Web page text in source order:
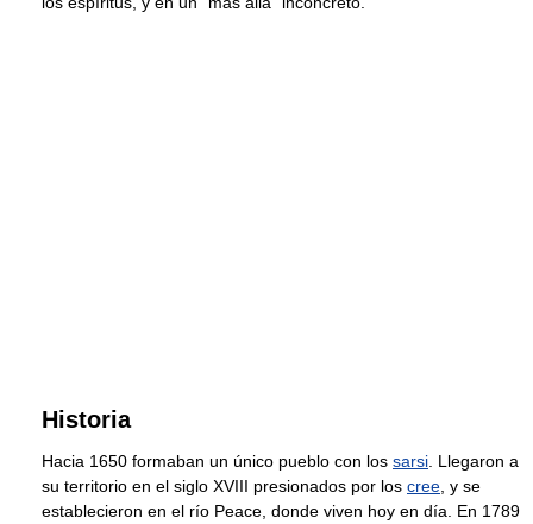
Historia
Hacia 1650 formaban un único pueblo con los sarsi . Llegaron a
su territorio en el siglo XVIII presionados por los cree , y se
establecieron en el río Peace, donde viven hoy en día. En 1789